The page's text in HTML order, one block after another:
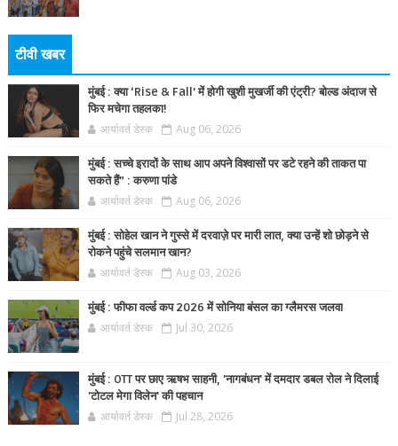
टीवी खबर
मुंबई : क्या ‘Rise & Fall’ में होगी खुशी मुखर्जी की एंट्री? बोल्ड अंदाज से
फिर मचेगा तहलका!
आर्यावर्त डेस्क Aug 06, 2026
मुंबई : सच्चे इरादों के साथ आप अपने विश्वासों पर डटे रहने की ताकत पा
सकते हैं” : करुणा पांडे
आर्यावर्त डेस्क Aug 06, 2026
मुंबई : सोहेल खान ने गुस्से में दरवाज़े पर मारी लात, क्या उन्हें शो छोड़ने से
रोकने पहुंचे सलमान खान?
आर्यावर्त डेस्क Aug 03, 2026
मुंबई : फीफा वर्ल्ड कप 2026 में सोनिया बंसल का ग्लैमरस जलवा
आर्यावर्त डेस्क Jul 30, 2026
मुंबई : OTT पर छाए ऋषभ साहनी, 'नागबंधन' में दमदार डबल रोल ने दिलाई
'टोटल मेगा विलेन' की पहचान
आर्यावर्त डेस्क Jul 28, 2026